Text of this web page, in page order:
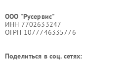
ООО "Русервис"
ИНН 7702633247
ОГРН 1077746335776
Поделиться в соц. сетях: